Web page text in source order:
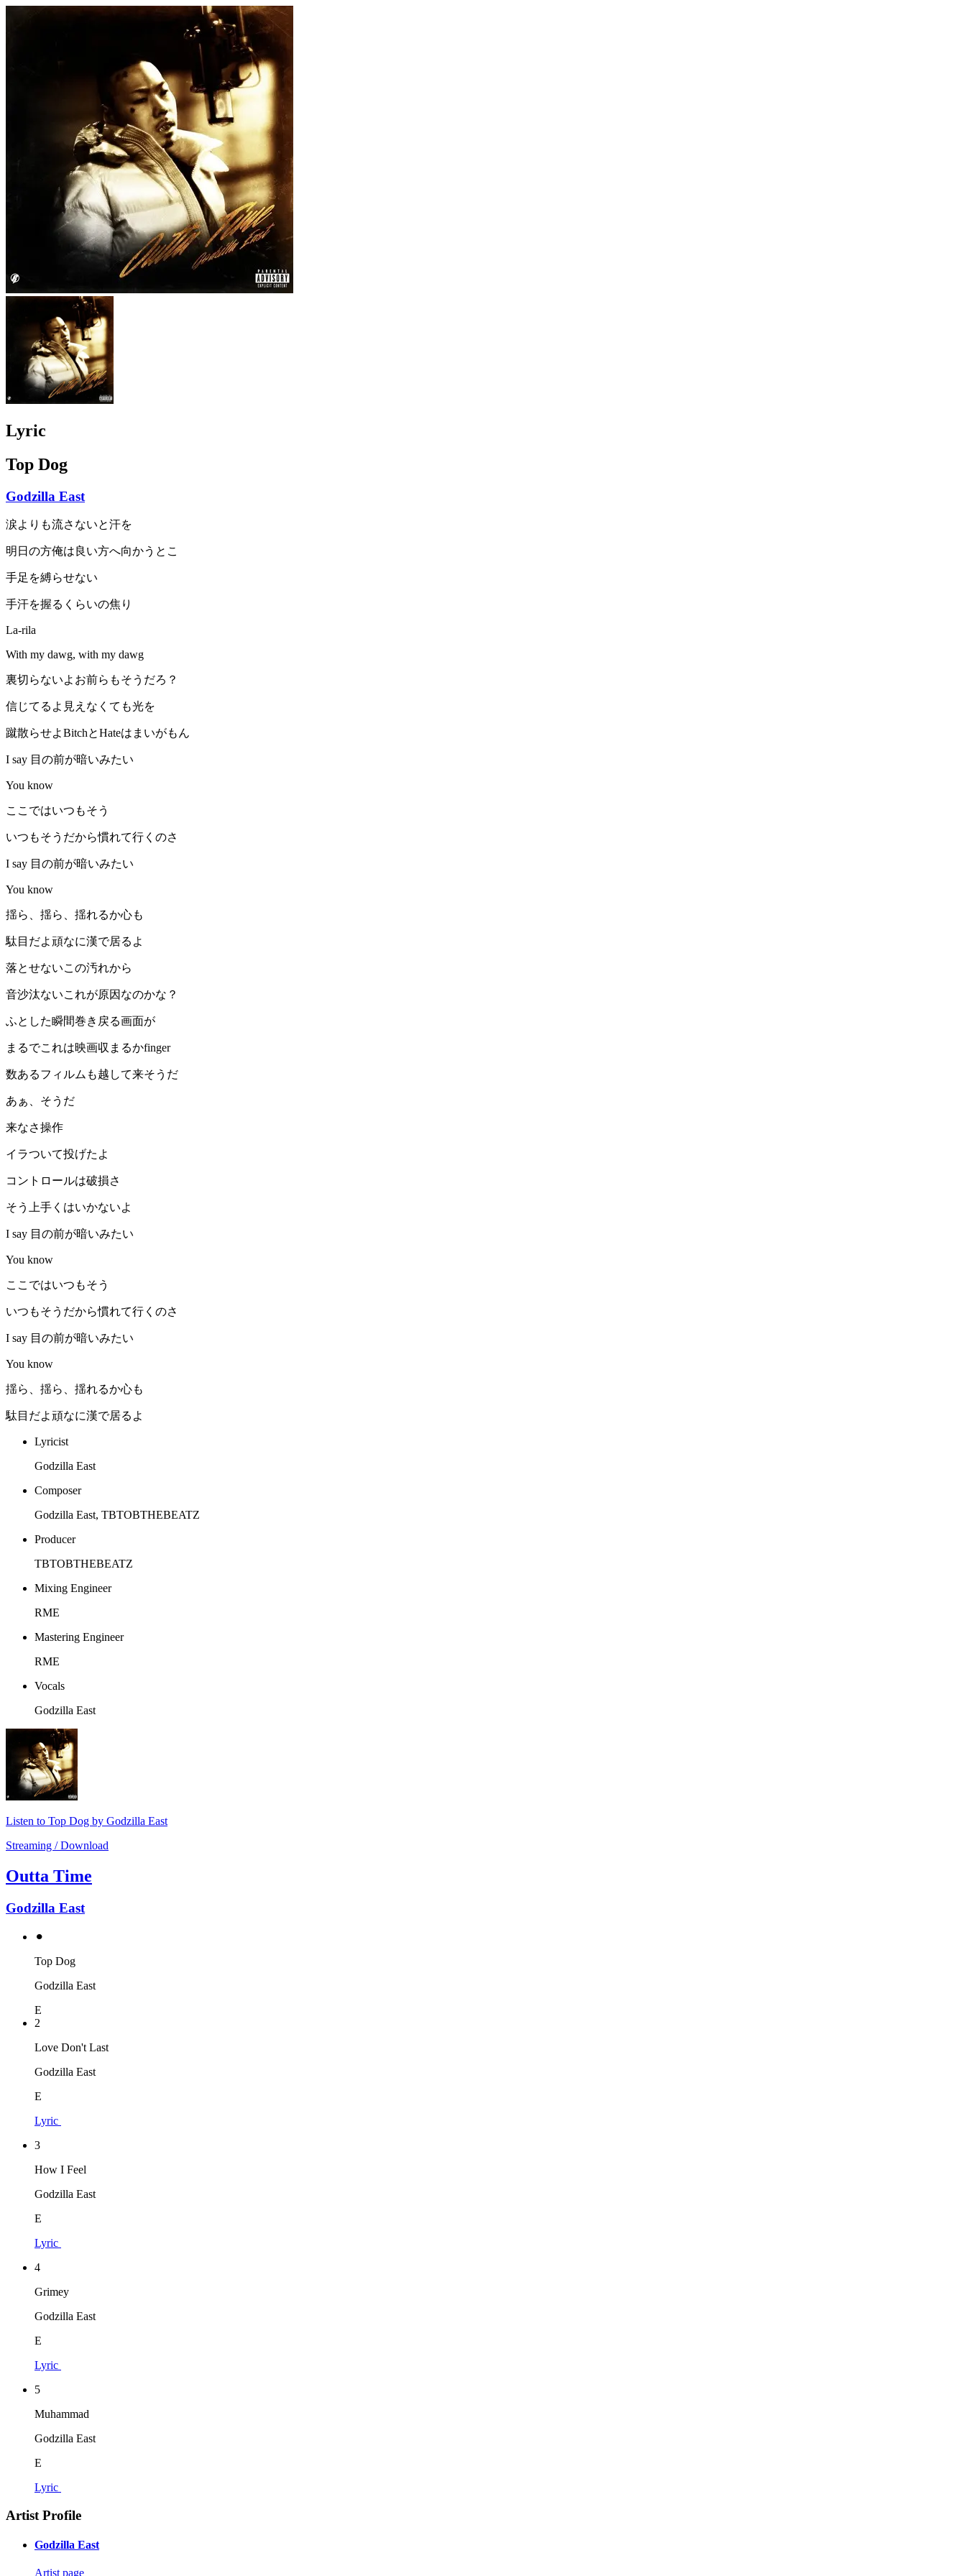
Lyric
Top Dog
Godzilla East
涙よりも流さないと汗を
明日の方俺は良い方へ向かうとこ
手足を縛らせない
手汗を握るくらいの焦り
La-rila
With my dawg, with my dawg
裏切らないよお前らもそうだろ？
信じてるよ見えなくても光を
蹴散らせよBitchとHateはまいがもん
I say 目の前が暗いみたい
You know
ここではいつもそう
いつもそうだから慣れて行くのさ
I say 目の前が暗いみたい
You know
揺ら、揺ら、揺れるか心も
駄目だよ頑なに漢で居るよ
落とせないこの汚れから
音沙汰ないこれが原因なのかな？
ふとした瞬間巻き戻る画面が
まるでこれは映画収まるかfinger
数あるフィルムも越して来そうだ
あぁ、そうだ
来なさ操作
イラついて投げたよ
コントロールは破損さ
そう上手くはいかないよ
I say 目の前が暗いみたい
You know
ここではいつもそう
いつもそうだから慣れて行くのさ
I say 目の前が暗いみたい
You know
揺ら、揺ら、揺れるか心も
駄目だよ頑なに漢で居るよ
Lyricist
Godzilla East
Composer
Godzilla East, TBTOBTHEBEATZ
Producer
TBTOBTHEBEATZ
Mixing Engineer
RME
Mastering Engineer
RME
Vocals
Godzilla East
Listen to Top Dog by Godzilla East
Streaming / Download
Outta Time
Godzilla East
⚫︎
Top Dog
Godzilla East
E
2
Love Don't Last
Godzilla East
E
Lyric
3
How I Feel
Godzilla East
E
Lyric
4
Grimey
Godzilla East
E
Lyric
5
Muhammad
Godzilla East
E
Lyric
Artist Profile
Godzilla East
Artist page